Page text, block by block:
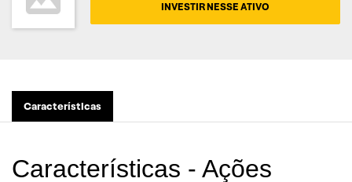
INVESTIR NESSE ATIVO
Características
Características - Ações